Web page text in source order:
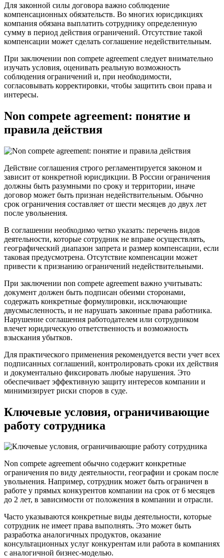
Для законной силы договора важно соблюдение
компенсационных обязательств. Во многих юрисдикциях
компания обязана выплатить сотруднику определенную
сумму в период действия ограничений. Отсутствие такой
компенсации может сделать соглашение недействительным.
При заключении non compete agreement следует внимательно
изучать условия, оценивать реальную возможность
соблюдения ограничений и, при необходимости,
согласовывать корректировки, чтобы защитить свои права и
интересы.
Non compete agreement: понятие и
правила действия
Действие соглашения строго регламентируется законом и
зависит от конкретной юрисдикции. В России ограничения
должны быть разумными по сроку и территории, иначе
договор может быть признан недействительным. Обычно
срок ограничения составляет от шести месяцев до двух лет
после увольнения.
В соглашении необходимо четко указать: перечень видов
деятельности, которые сотрудник не вправе осуществлять,
географический диапазон запрета и размер компенсации, если
таковая предусмотрена. Отсутствие компенсации может
привести к признанию ограничений недействительными.
При заключении non compete agreement важно учитывать:
документ должен быть подписан обеими сторонами,
содержать конкретные формулировки, исключающие
двусмысленность, и не нарушать законные права работника.
Нарушение соглашения работодателем или сотрудником
влечет юридическую ответственность и возможность
взыскания убытков.
Для практического применения рекомендуется вести учет всех
подписанных соглашений, контролировать сроки их действия
и документально фиксировать любые нарушения. Это
обеспечивает эффективную защиту интересов компании и
минимизирует риски споров в суде.
Ключевые условия, ограничивающие
работу сотрудника
Non compete agreement обычно содержит конкретные
ограничения по виду деятельности, географии и срокам после
увольнения. Например, сотрудник может быть ограничен в
работе у прямых конкурентов компании на срок от 6 месяцев
до 2 лет, в зависимости от положения в компании и отрасли.
Часто указываются конкретные виды деятельности, которые
сотрудник не имеет права выполнять. Это может быть
разработка аналогичных продуктов, оказание
консультационных услуг конкурентам или работа в компаниях
с аналогичной бизнес-моделью.